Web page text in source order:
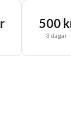
500
3 dagar